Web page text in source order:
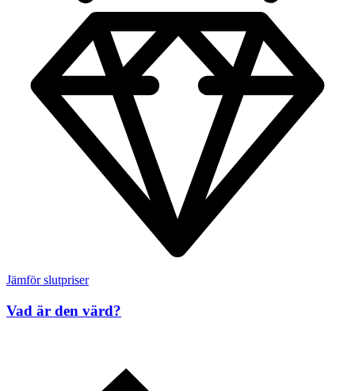
Jämför slutpriser
Vad är den värd?